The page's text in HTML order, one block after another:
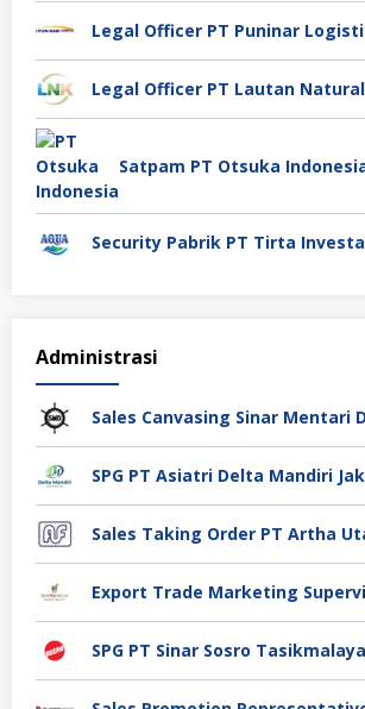
Security Pabrik PT Tirta
Administrasi
Sales Canvasing Sinar Mentari
SPG PT Asiatri Delta Mandiri
SPG PT Sinar Sosro Tasikmalaya